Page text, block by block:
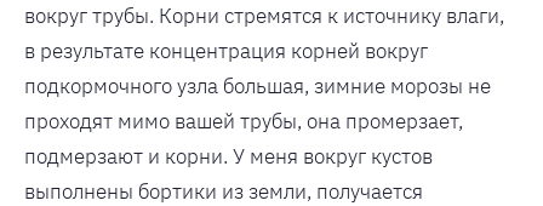
вокруг трубы. Корни стремятся к источнику влаги,
в результате концентрация корней вокруг
подкормочного узла большая, зимние морозы не
проходят мимо вашей трубы, она промерзает,
подмерзают и корни. У меня вокруг кустов
выполнены бортики из земли, получается